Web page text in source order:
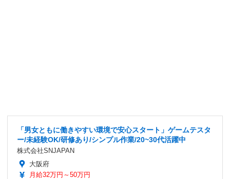
「男女ともに働きやすい環境で安心スタート」ゲームテスタ
ー/未経験OK/研修あり/シンプル作業/20~30代活躍中
株式会社SNJAPAN
大阪府
月給32万円～50万円